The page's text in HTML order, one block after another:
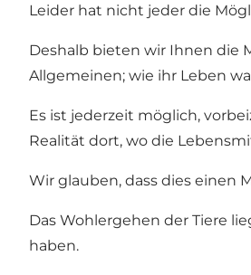
Leider hat nicht jeder die
Deshalb bieten wir Ihnen die
Allgemeinen; wie ihr Leben
Es ist jederzeit möglich,
Realität dort, wo die
Wir glauben, dass dies einen
Das Wohlergehen der Tiere
haben.